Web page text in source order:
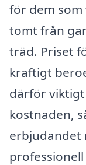
för dem
tomt från
träd. Priset
kraftigt
därför
kostnaden,
erbjudandet